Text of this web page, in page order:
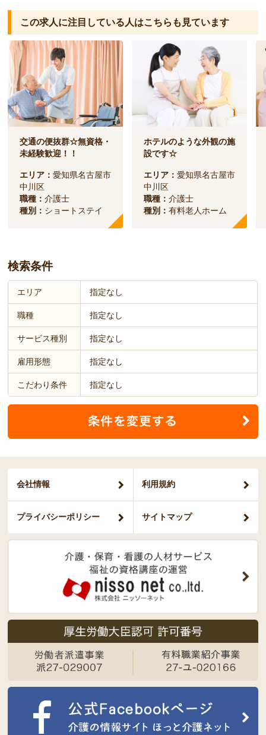
この求人に注目している人はこちらも見ています
交通の便抜群☆無資格・
未経験歓迎！！
エリア：愛知県名古屋市
中川区
職種：介護士
種別： ショートステイ
ホテルのような外観の施
設です☆
エリア：愛知県名古屋市
中川区
職種：介護士
種別：有料老人ホーム
検索条件
エリア 指定なし
職種 指定なし
サービス種別 指定なし
雇用形態 指定なし
こだわり条件 指定なし
会社情報 利用規約
プライバシーポリシー サイトマップ